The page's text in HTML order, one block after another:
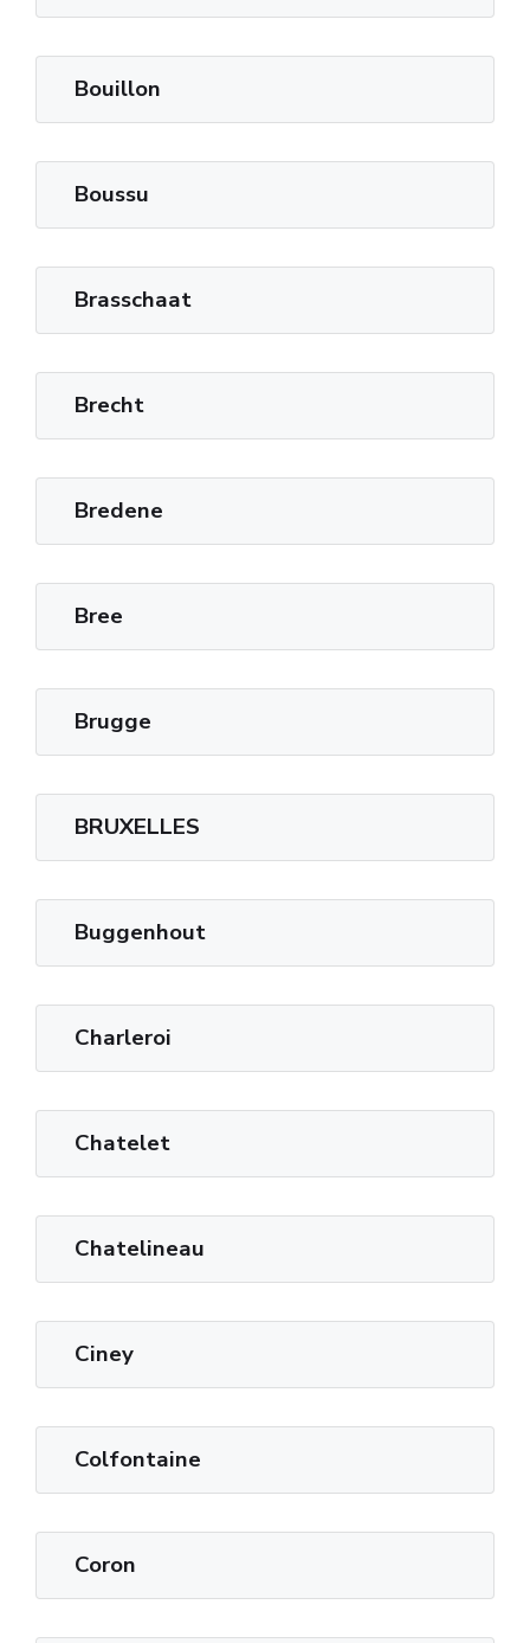
Bouillon
Boussu
Brasschaat
Brecht
Bredene
Bree
Brugge
BRUXELLES
Buggenhout
Charleroi
Chatelet
Chatelineau
Ciney
Colfontaine
Coron